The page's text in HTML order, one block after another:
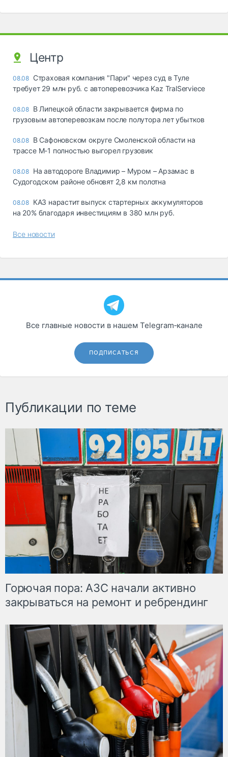
Центр
08.08 Страховая компания "Пари" через суд в Туле
требует 29 млн руб. с автоперевозчика Kaz TralServiece
08.08 В Липецкой области закрывается фирма по
грузовым автоперевозкам после полутора лет убытков
08.08 В Сафоновском округе Смоленской области на
трассе М-1 полностью выгорел грузовик
08.08 На автодороге Владимир – Муром – Арзамас в
Судогодском районе обновят 2,8 км полотна
08.08 КАЗ нарастит выпуск стартерных аккумуляторов
на 20% благодаря инвестициям в 380 млн руб.
Все новости
Все главные новости в нашем Telegram‑канале
ПОДПИСАТЬСЯ
Публикации по теме
Горючая пора: АЗС начали активно
закрываться на ремонт и ребрендинг